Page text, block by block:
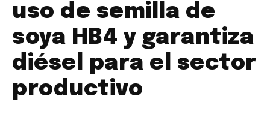
uso de semilla de
soya HB4 y garantiza
diésel para el sector
productivo